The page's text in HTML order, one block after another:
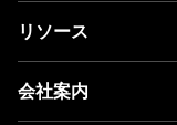
リソース
会社案内